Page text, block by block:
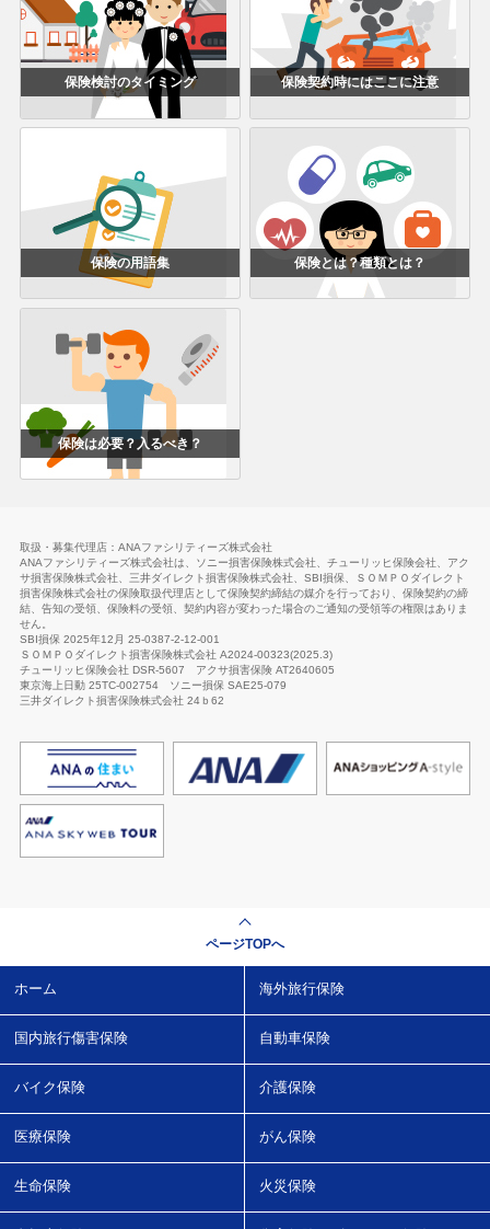
保険検討のタイミング 保険契約時にはここに注意
保険の用語集 保険とは？種類とは？
保険は必要？入るべき？
取扱・募集代理店：ANAファシリティーズ株式会社
ANAファシリティーズ株式会社は、ソニー損害保険株式会社、チューリッヒ保険会社、アク
サ損害保険株式会社、三井ダイレクト損害保険株式会社、SBI損保、ＳＯＭＰＯダイレクト
損害保険株式会社の保険取扱代理店として保険契約締結の媒介を行っており、保険契約の締
結、告知の受領、保険料の受領、契約内容が変わった場合のご通知の受領等の権限はありま
せん。
SBI損保 2025年12月 25-0387-2-12-001
ＳＯＭＰＯダイレクト損害保険株式会社 A2024-00323(2025.3)
チューリッヒ保険会社 DSR-5607
アクサ損害保険 AT2640605
東京海上日動 25TC-002754
ソニー損保 SAE25-079
三井ダイレクト損害保険株式会社 24ｂ62
ページTOPへ
ホーム 海外旅行保険
国内旅行傷害保険 自動車保険
バイク保険 介護保険
医療保険 がん保険
生命保険 火災保険